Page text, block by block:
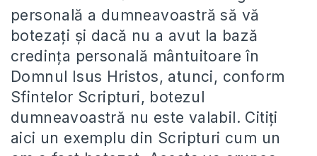
personală a dumneavoastră să vă
botezaţi şi dacă nu a avut la bază
credinţa personală mântuitoare în
Domnul Isus Hristos, atunci, conform
Sfintelor Scripturi, botezul
dumneavoastră nu este valabil. Citiţi
aici un exemplu din Scripturi cum un